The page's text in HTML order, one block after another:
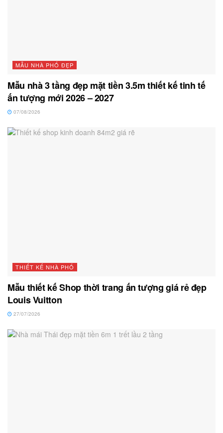
MẪU NHÀ PHỐ ĐẸP
Mẫu nhà 3 tầng đẹp mặt tiền 3.5m thiết kế tinh tế
ấn tượng mới 2026 – 2027
07/08/2026
THIẾT KẾ NHÀ PHỐ
Mẫu thiết kế Shop thời trang ấn tượng giá rẻ đẹp
Louis Vuitton
27/07/2026